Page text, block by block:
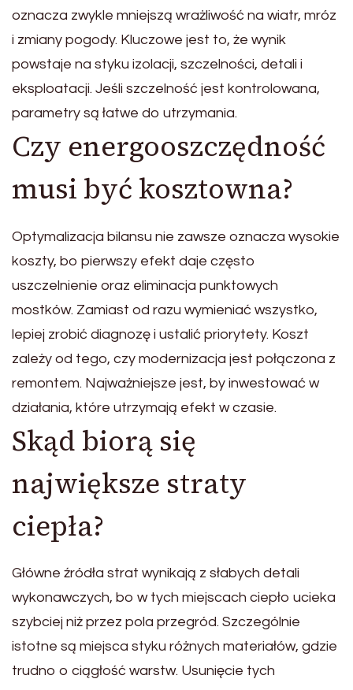
oznacza zwykle mniejszą wrażliwość na wiatr, mróz
i zmiany pogody. Kluczowe jest to, że wynik
powstaje na styku izolacji, szczelności, detali i
eksploatacji. Jeśli szczelność jest kontrolowana,
parametry są łatwe do utrzymania.
Czy energooszczędność
musi być kosztowna?
Optymalizacja bilansu nie zawsze oznacza wysokie
koszty, bo pierwszy efekt daje często
uszczelnienie oraz eliminacja punktowych
mostków. Zamiast od razu wymieniać wszystko,
lepiej zrobić diagnozę i ustalić priorytety. Koszt
zależy od tego, czy modernizacja jest połączona z
remontem. Najważniejsze jest, by inwestować w
działania, które utrzymają efekt w czasie.
Skąd biorą się
największe straty
ciepła?
Główne źródła strat wynikają z słabych detali
wykonawczych, bo w tych miejscach ciepło ucieka
szybciej niż przez pola przegród. Szczególnie
istotne są miejsca styku różnych materiałów, gdzie
trudno o ciągłość warstw. Usunięcie tych